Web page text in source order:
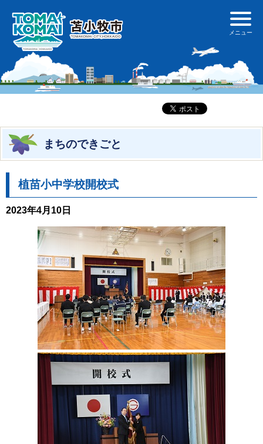
まちのできごと
植苗小中学校開校式
2023年4月10日